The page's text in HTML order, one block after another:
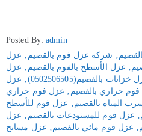
Posted By:admin
‚ شركة عزل فوم بالقصيم ‚ عزل
‚ عزل الأسطح بالفوم بالقصيم ‚ عزل
خزانات بالقصيم(0502506505) ‚ عزل
حراري بالقصيم ‚ عزل فوم حراري
المياه بالقصيم‚ عزل فوم للأسطح
‚ عزل فوم للمستودعات بالقصيم ‚ عزل
‚ عزل فوم مائي بالقصيم‚ عزل مسابح